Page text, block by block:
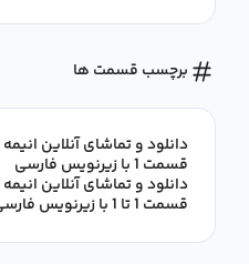
برچسب قسمت ها
قسمت 1 با زیرنویس فارسی
قسمت 1 تا 1 با زیرنویس فارسی